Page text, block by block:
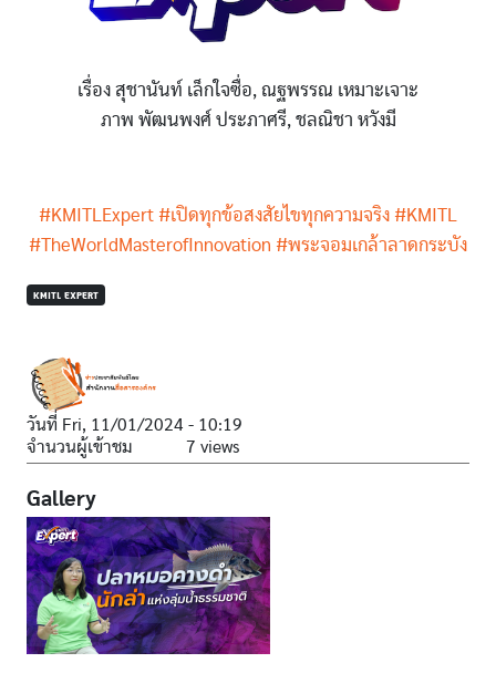
เรื่อง สุชานันท์ เล็กใจซื่อ, ณฐพรรณ เหมาะเจาะ
ภาพ พัฒนพงศ์ ประภาศรี, ชลณิชา หวังมี
#KMITLExpert #เปิดทุกข้อสงสัยไขทุกความจริง #KMITL
#TheWorldMasterofInnovation #พระจอมเกล้าลาดกระบัง
KMITL EXPERT
วันที่ Fri, 11/01/2024 - 10:19
จำนวนผู้เข้าชม
7 views
Gallery